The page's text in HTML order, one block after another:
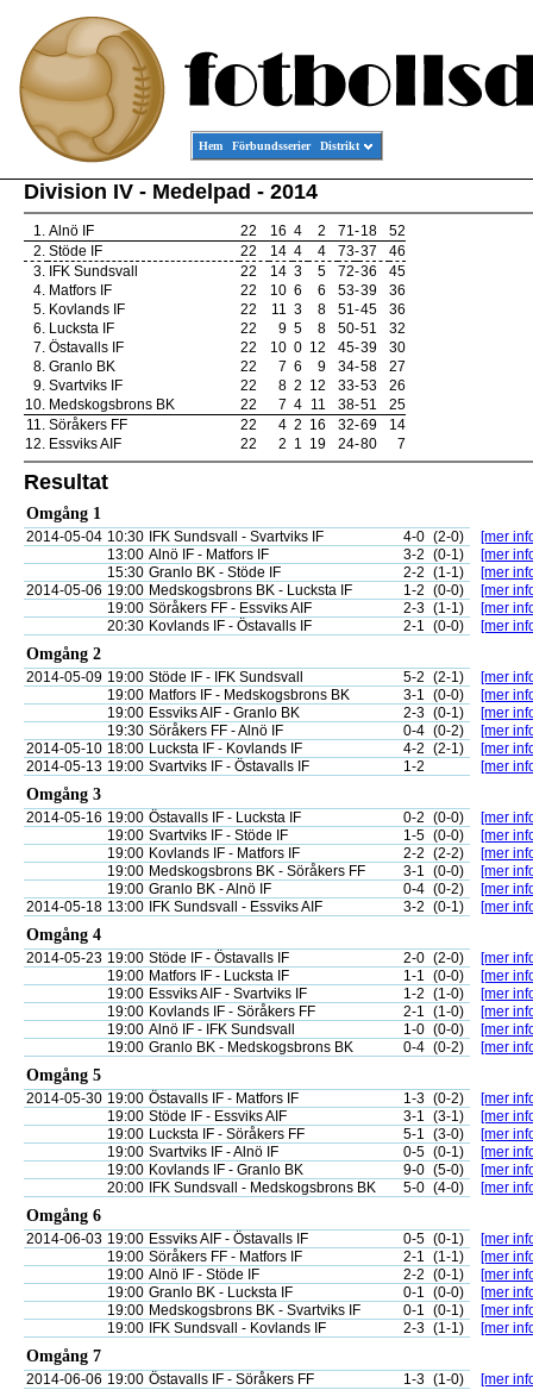
Hem Förbundsserier Distrikt
Division IV - Medelpad - 2014
1. Alnö IF 22 16 4 2 71-18
52
2. Stöde IF 22 14 4 4 73-37
46
3. IFK Sundsvall 22 14 3 5 72-36
45
4. Matfors IF 22 10 6 6 53-39
36
5. Kovlands IF 22 11 3 8 51-45
36
6. Lucksta IF 22 9 5 8 50-51
32
7. Östavalls IF 22 10 0 12 45-39
30
8. Granlo BK 22 7 6 9 34-58
27
9. Svartviks IF 22 8 2 12 33-53
26
10. Medskogsbrons BK 22 7 4 11 38-51
25
11. Söråkers FF 22 4 2 16 32-69
14
12. Essviks AIF 22 2 1 19 24-80 7
Resultat
Omgång 1
2014-05-04 10:30 IFK Sundsvall - Svartviks IF 4-0 (2-0)
[mer
13:00 Alnö IF - Matfors IF 3-2 (0-1)
[mer
15:30 Granlo BK - Stöde IF 2-2 (1-1)
[mer
2014-05-06 19:00 Medskogsbrons BK - Lucksta IF 1-2 (0-0)
[mer
19:00 Söråkers FF - Essviks AIF 2-3 (1-1)
[mer
20:30 Kovlands IF - Östavalls IF 2-1 (0-0) [mer
Omgång 2
2014-05-09 19:00 Stöde IF - IFK Sundsvall 5-2 (2-1)
[mer
19:00 Matfors IF - Medskogsbrons BK 3-1 (0-0)
[mer
19:00 Essviks AIF - Granlo BK 2-3 (0-1)
[mer
19:30 Söråkers FF - Alnö IF 0-4 (0-2)
[mer
2014-05-10 18:00 Lucksta IF - Kovlands IF 4-2 (2-1)
[mer
2014-05-13 19:00 Svartviks IF - Östavalls IF 1-2 [mer
Omgång 3
2014-05-16 19:00 Östavalls IF - Lucksta IF 0-2 (0-0)
[mer
19:00 Svartviks IF - Stöde IF 1-5 (0-0)
[mer
19:00 Kovlands IF - Matfors IF 2-2 (2-2)
[mer
19:00 Medskogsbrons BK - Söråkers FF 3-1 (0-0)
[mer
19:00 Granlo BK - Alnö IF 0-4 (0-2)
[mer
2014-05-18 13:00 IFK Sundsvall - Essviks AIF 3-2 (0-1) [mer
Omgång 4
2014-05-23 19:00 Stöde IF - Östavalls IF 2-0 (2-0)
[mer
19:00 Matfors IF - Lucksta IF 1-1 (0-0)
[mer
19:00 Essviks AIF - Svartviks IF 1-2 (1-0)
[mer
19:00 Kovlands IF - Söråkers FF 2-1 (1-0)
[mer
19:00 Alnö IF - IFK Sundsvall 1-0 (0-0)
[mer
19:00 Granlo BK - Medskogsbrons BK 0-4 (0-2) [mer
Omgång 5
2014-05-30 19:00 Östavalls IF - Matfors IF 1-3 (0-2)
[mer
19:00 Stöde IF - Essviks AIF 3-1 (3-1)
[mer
19:00 Lucksta IF - Söråkers FF 5-1 (3-0)
[mer
19:00 Svartviks IF - Alnö IF 0-5 (0-1)
[mer
19:00 Kovlands IF - Granlo BK 9-0 (5-0)
[mer
20:00
IFK Sundsvall - Medskogsbrons BK 5-0 (4-0) [mer
Omgång 6
2014-06-03 19:00 Essviks AIF - Östavalls IF 0-5 (0-1)
[mer
19:00 Söråkers FF - Matfors IF 2-1 (1-1)
[mer
19:00 Alnö IF - Stöde IF 2-2 (0-1)
[mer
19:00 Granlo BK - Lucksta IF 0-1 (0-0)
[mer
19:00 Medskogsbrons BK - Svartviks IF 0-1 (0-1)
[mer
19:00
IFK Sundsvall - Kovlands IF 2-3 (1-1) [mer
Omgång 7
2014-06-06 19:00 Östavalls IF - Söråkers FF 1-3 (1-0)
[mer